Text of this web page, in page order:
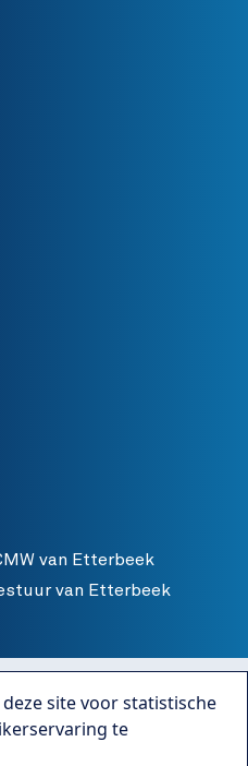
van Etterbeek
van Etterbeek
site voor statistische
te